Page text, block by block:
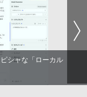
シャな「ローカル